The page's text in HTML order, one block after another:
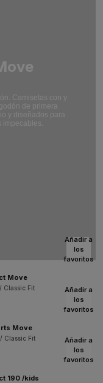
Camisetas con y
de primera
y diseñados para
Añadir a
los
favoritos
Move
Classic Fit
Añadir a
los
favoritos
Move
Classic Fit
Añadir a
los
favoritos
190 /kids